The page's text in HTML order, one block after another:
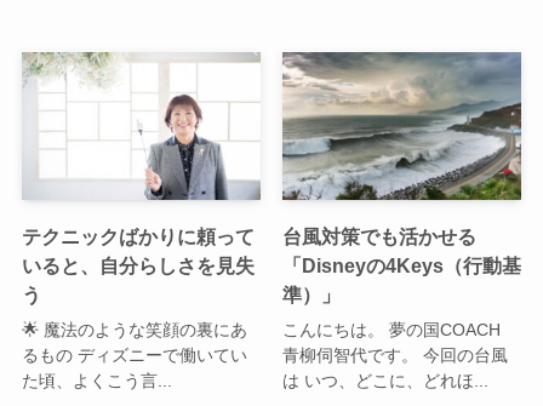
テクニックばかりに頼って
いると、自分らしさを見失
う
🌟 魔法のような笑顔の裏にあ
るもの ディズニーで働いてい
た頃、よくこう言...
台風対策でも活かせる
「Disneyの4Keys（行動基
準）」
こんにちは。 夢の国COACH
青柳伺智代です。 今回の台風
は いつ、どこに、どれほ...